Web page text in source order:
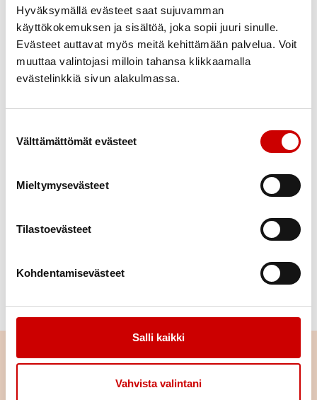
Hyväksymällä evästeet saat sujuvamman
käyttökokemuksen ja sisältöä, joka sopii juuri sinulle.
Evästeet auttavat myös meitä kehittämään palvelua. Voit
muuttaa valintojasi milloin tahansa klikkaamalla
evästelinkkiä sivun alakulmassa.
Välttämättömät evästeet
Mieltymysevästeet
Tilastoevästeet
Kohdentamisevästeet
Salli kaikki
Vahvista valintani
050 559 4611
irma.orell@gmail.com
Hannu Rannikko
Heikki Sirkiä
0509114916
0405156711